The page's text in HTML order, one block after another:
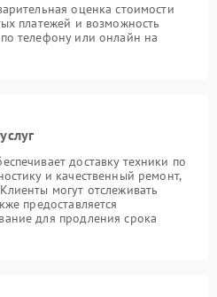
оценка стоимости
платежей и возможность
телефону или онлайн на
доставку техники по
и качественный ремонт,
могут отслеживать
предоставляется
для продления срока